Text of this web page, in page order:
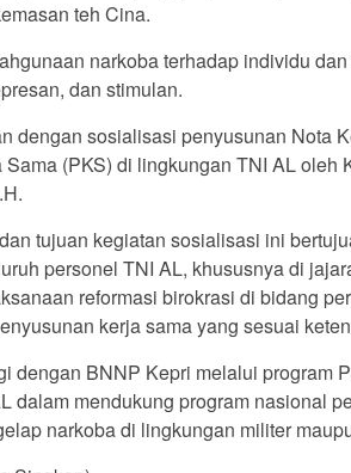
teh Cina.
narkoba terhadap individu
dan stimulan.
dengan sosialisasi penyusunan Nota
(PKS) di lingkungan TNI AL oleh
tujuan kegiatan sosialisasi ini
personel TNI AL, khususnya di
reformasi birokrasi di bidang
kerja sama yang sesuai
dengan BNNP Kepri melalui program
dalam mendukung program nasional
narkoba di lingkungan militer